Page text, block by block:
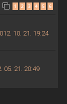
1 2 3 4 5 6
10. 21. 19:24
05. 21. 20:49